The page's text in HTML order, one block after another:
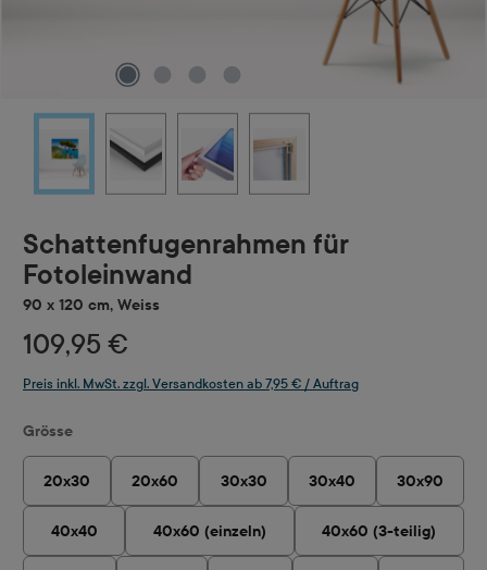
Schattenfugenrahmen für
Fotoleinwand
90 x 120 cm, Weiss
109,95 €
Preis inkl. MwSt. zzgl. Versandkosten ab 7,95 € / Auftrag
Grösseauswählen
20x30 20x60 30x30 30x40 30x90
40x40 40x60 (einzeln) 40x60 (3-teilig)